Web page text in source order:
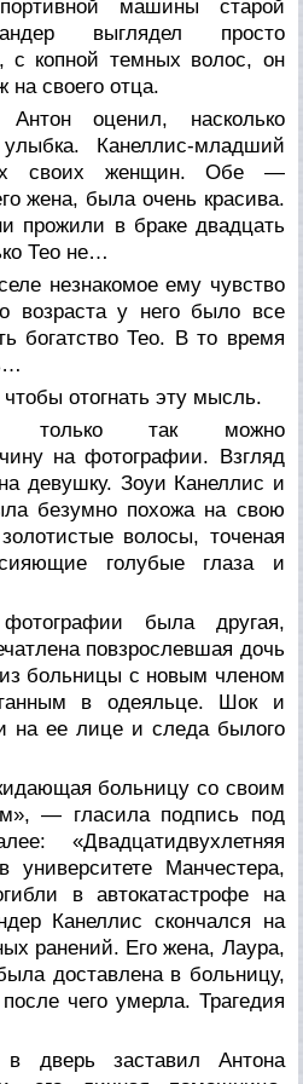
машины старой
выглядел просто
с копной темных волос, он
на своего отца.
оценил, насколько
Канеллис-младший
своих женщин. Обе —
жена, была очень красива.
прожили в браке двадцать
Тео не…
незнакомое ему чувство
возраста у него было все
богатство Тео. В то время
отогнать эту мысль.
только так можно
на фотографии. Взгляд
девушку. Зоуи Канеллис и
безумно похожа на свою
волосы, точеная
голубые глаза и
была другая,
повзрослевшая дочь
больницы с новым членом
в одеяльце. Шок и
на ее лице и следа былого
больницу со своим
— гласила подпись под
«Двадцатидвухлетняя
университете Манчестера,
в автокатастрофе на
Канеллис скончался на
ранений. Его жена, Лаура,
доставлена в больницу,
чего умерла. Трагедия
в дверь заставил Антона